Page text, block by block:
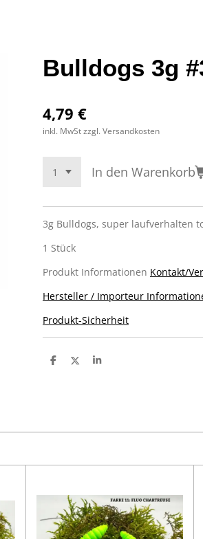
Bulldogs 3g
4,79 €
inkl. MwSt zzgl. Versandkosten
In den Warenkorb
3g Bulldogs, super laufverhalten
1 Stück
Produkt Informationen Kontakt/
Hersteller / Importeur
Produkt-Sicherheit
T
T
T